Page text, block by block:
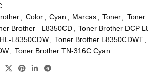
Color Cyan Marcas Toner
Toner
Brother L8350CD Toner Brother DCP
L8350CDW
Toner Brother L8350CDWT
Toner Brother TN-316C Cyan